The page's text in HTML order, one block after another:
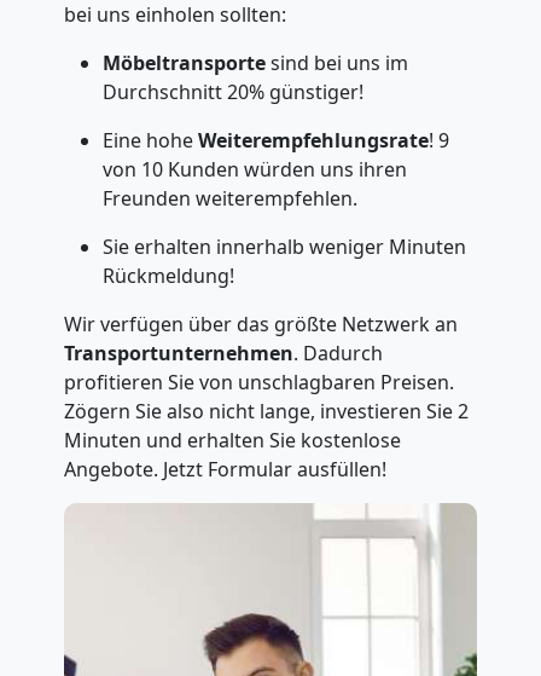
bei uns einholen sollten:
Möbeltransportesind bei uns im
Durchschnitt 20% günstiger!
Eine hoheWeiterempfehlungsrate! 9
von 10 Kunden würden uns ihren
Freunden weiterempfehlen.
Sie erhalten innerhalb weniger Minuten
Rückmeldung!
Wir verfügen über das größte Netzwerk an
Transportunternehmen. Dadurch
profitieren Sie von unschlagbaren Preisen.
Zögern Sie also nicht lange, investieren Sie 2
Minuten und erhalten Sie kostenlose
Angebote. Jetzt Formular ausfüllen!